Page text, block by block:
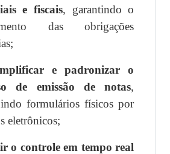
e fiscais, garantindo o
das obrigações
e padronizar o
de emissão de notas,
formulários físicos por
eletrônicos;
o controle em tempo real